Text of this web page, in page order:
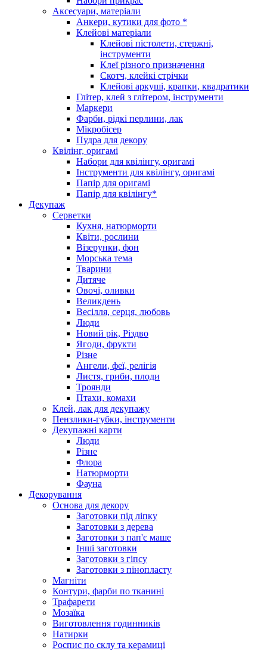
Аксесуари, матеріали
Анкери, кутики для фото *
Клейові матеріали
Клейові пістолети, стержні,
інструменти
Клеї різного призначення
Скотч, клейкі стрічки
Клейові аркуші, крапки, квадратики
Глітер, клей з глітером, інструменти
Маркери
Фарби, рідкі перлини, лак
Мікробісер
Пудра для декору
Квілінг, оригамі
Набори для квілінгу, оригамі
Інструменти для квілінгу, оригамі
Папір для оригамі
Папір для квілінгу*
Декупаж
Серветки
Кухня, натюрморти
Квіти, рослини
Візерунки, фон
Морська тема
Тварини
Дитяче
Овочі, оливки
Великдень
Весілля, серця, любовь
Люди
Новий рік, Різдво
Ягоди, фрукти
Різне
Ангели, феї, релігія
Листя, гриби, плоди
Троянди
Птахи, комахи
Клей, лак для декупажу
Пензлики-губки, інструменти
Декупажні карти
Люди
Різне
Флора
Натюрморти
Фауна
Декорування
Основа для декору
Заготовки під ліпку
Заготовки з дерева
Заготовки з пап'є маше
Інші заготовки
Заготовки з гіпсу
Заготовки з пінопласту
Магніти
Контури, фарби по тканині
Трафарети
Мозаїка
Виготовлення годинників
Натирки
Роспис по склу та керамиці